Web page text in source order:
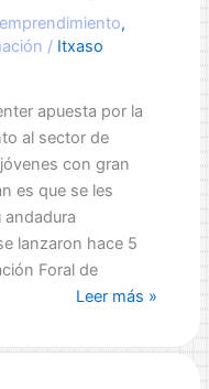
,
/ Itxaso
apuesta por la
al sector de
con gran
es que se les
lanzaron hace 5
Foral de
Becas
–
Leer más »